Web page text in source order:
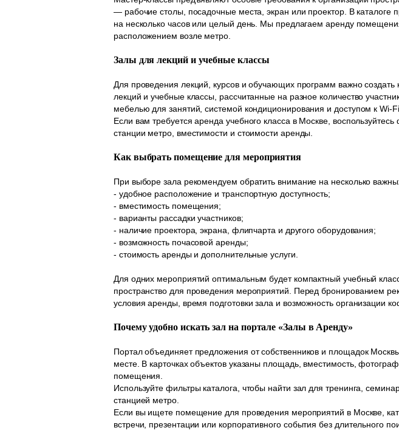
— рабочие столы, посадочные места, экран или проектор. В
на несколько часов или целый день. Мы предлагаем аренду
расположением возле метро.
Залы для лекций и учебные классы
Для проведения лекций, курсов и обучающих программ важно
лекций и учебные классы, рассчитанные на разное количество
мебелью для занятий, системой кондиционирования и доступом к Wi-
Если вам требуется аренда учебного класса в Москве,
станции метро, вместимости и стоимости аренды.
Как выбрать помещение для мероприятия
При выборе зала рекомендуем обратить внимание на несколько
- удобное расположение и транспортную доступность;
- вместимость помещения;
- варианты рассадки участников;
- наличие проектора, экрана, флипчарта и другого оборудования;
- возможность почасовой аренды;
- стоимость аренды и дополнительные услуги.
Для одних мероприятий оптимальным будет компактный учебный
пространство для проведения мероприятий. Перед бронированием
условия аренды, время подготовки зала и возможность организации
Почему удобно искать зал на портале «Залы в Аренду»
Портал объединяет предложения от собственников и площадок
месте. В карточках объектов указаны площадь, вместимость,
помещения.
Используйте фильтры каталога, чтобы найти зал для тренинга,
станцией метро.
Если вы ищете помещение для проведения мероприятий в Москве,
встречи, презентации или корпоративного события без длительного